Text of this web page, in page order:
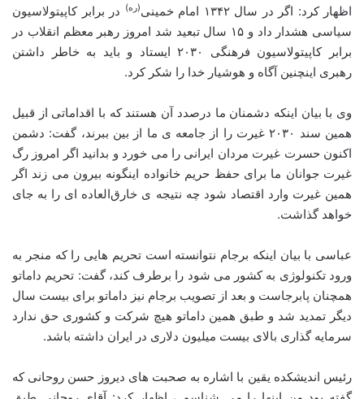
اظهار کرد: اگر در سال ۱۳۴۲ امام خمینی
(ره) در برابر کاپیتولاسیون
سیاسی هشدار داد و ۱۵ سال تبعید شد امروز رهبر معظم انقلاب در
برابر کاپیتولاسیون فرهنگی ۲۰۳۰ ایستاد و باید به خاطر داشتن
رهبری اینچنین آگاه و هوشیار خدا را شکر کرد.
وی با بیان اینکه دشمنان ما درصدد آن هستند که با اقداماتی از قبیل
همین سند ۲۰۳۰ غیرت را از جامعه ی ما از بین ببرند، گفت: دشمن
اکنون حسرت غیرت مردان ایرانی را می خورد و بدانید اگر امروز رگ
غیرت جوانان ما برای حفظ حریم خانواده اینگونه بیرون می زند اگر
همین غیرت وارد اقتصاد شود چه نتیجه ی خارق‌العاده ای را به جای
خواهد گذاشت.
عباسی با بیان اینکه برجام نتوانسته است تحریم هایی را که منجر به
ورود تکنولوژی به کشور می شود را برطرف کند، گفت: تحریم داماتو
همچنان پابرجاست و بعد از تصویب برجام نیز داماتو برای بیست سال
دیگر تمدید شد و طبق همین داماتو هیچ شرکت و کشوری حق ندارد
سرمایه گذاری بالای بیست میلیون دلاری در ایران داشته باشد.
رئیس اندیشکده یقین با اشاره به صحبت های دیروز حسن روحانی که